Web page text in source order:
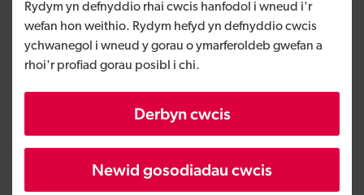
Rydym yn defnyddio rhai cwcis hanfodol i wneud i'r
wefan hon weithio. Rydym hefyd yn defnyddio cwcis
ychwanegol i wneud y gorau o ymarferoldeb gwefan a
rhoi'r profiad gorau posibl i chi.
Derbyn cwcis
Newid gosodiadau cwcis
Adroddiad chwarterol